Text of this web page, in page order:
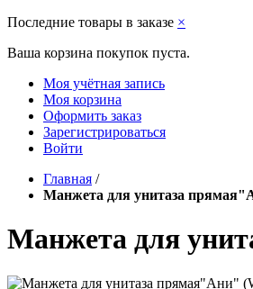
Последние товары в заказе ×
Ваша корзина покупок пуста.
Моя учётная запись
Моя корзина
Оформить заказ
Зарегистрироваться
Войти
Главная /
Манжета для унитаза
Манжета для